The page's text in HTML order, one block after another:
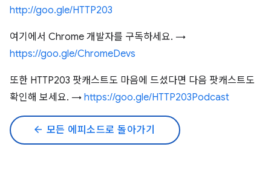
http://goo.gle/HTTP203
여기에서 Chrome 개발자를 구독하세요. →
https://goo.gle/ChromeDevs
또한 HTTP203 팟캐스트도 마음에 드셨다면 다음 팟캐스트도
확인해 보세요. → https://goo.gle/HTTP203Podcast
arrow_back 모든 에피소드로 돌아가기